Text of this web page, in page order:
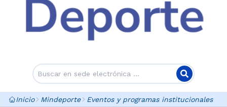
Inicio Mindeporte Eventos y programas institucionales